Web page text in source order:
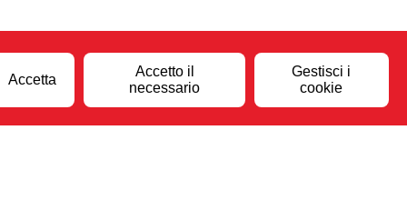
Accetta
Accetto il
necessario
Gestisci i
cookie